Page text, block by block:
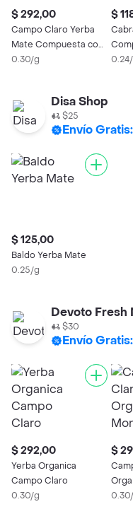
$ 292,00
Campo Claro Yerba
Mate Compuesta con
Yuyos de las Sierras
0.30/g
$
Ideal
Disa Shop
$25
Envío
$ 125,00
Baldo Yerba Mate
0.25/g
Devoto Fresh
$30
Envío
$ 292,00
Yerba Organica
Campo Claro
0.30/g
$